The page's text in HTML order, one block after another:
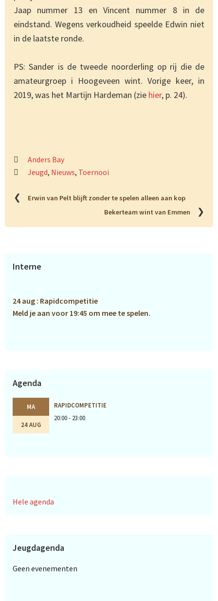
Jaap nummer 13 en Vincent nummer 8 in de
eindstand. Wegens verkoudheid speelde Edwin niet
in de laatste ronde.
PS: Sander is de tweede noorderling op rij die de
amateurgroep i Hoogeveen wint. Vorige keer, in
2019, was het Martijn Hardeman (zie hier, p. 24).
Anders Bay
Jeugd, Nieuws, Toernooi
❮
Erwin van Pelt blijft zonder te spelen alleen aan kop
Bekerteam wint van Emmen
❯
Primaire
Interne
24 aug : Rapidcompetitie
Meld je aan voor 19:45 om mee te spelen.
Agenda
MA
24 AUG
RAPIDCOMPETITIE
20:00 - 23:00
Hele agenda
Jeugdagenda
Geen evenementen